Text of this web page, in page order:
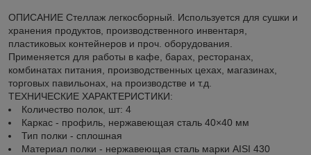
ОПИСАНИЕ Стеллаж легкосборный. Используется для сушки и
хранения продуктов, производственного инвентаря,
пластиковых контейнеров и проч. оборудования.
Применяется для работы в кафе, барах, ресторанах,
комбинатах питания, производственных цехах, магазинах,
торговых павильонах, на производстве и т.д.
ТЕХНИЧЕСКИЕ ХАРАКТЕРИСТИКИ:
Количество полок, шт: 4
Каркас - профиль, нержавеющая сталь 40×40 мм
Тип полки - сплошная
Материал полки - нержавеющая сталь марки AISI 430